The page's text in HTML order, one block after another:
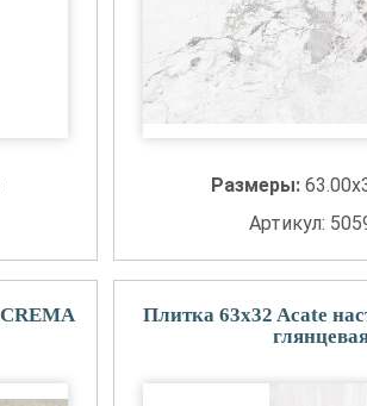
Размеры:
Артикул:
Плитка 63x32 Acate